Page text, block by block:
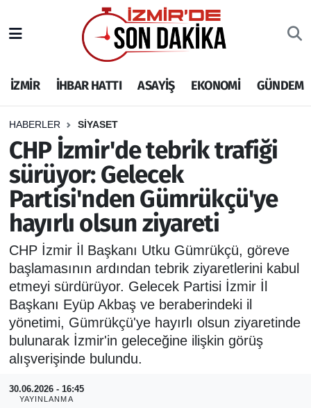
İZMİR İHBAR HATTI ASAYİŞ EKONOMİ GÜNDEM
HABERLER SİYASET
CHP İzmir'de tebrik trafiği
sürüyor: Gelecek
Partisi'nden Gümrükçü'ye
hayırlı olsun ziyareti
CHP İzmir İl Başkanı Utku Gümrükçü, göreve
başlamasının ardından tebrik ziyaretlerini kabul
etmeyi sürdürüyor. Gelecek Partisi İzmir İl
Başkanı Eyüp Akbaş ve beraberindeki il
yönetimi, Gümrükçü'ye hayırlı olsun ziyaretinde
bulunarak İzmir'in geleceğine ilişkin görüş
alışverişinde bulundu.
30.06.2026 - 16:45
YAYINLANMA
İHBAR HATTI
DEPREM
GENEL
EKONOMİ
SİYASET
SPOR
ASAYİŞ
RESMİ REKLAM
İzmir Nöbetçi Eczaneler
İzmir Hava Durumu
İzmir Namaz Vakitleri
İzmir Trafik Yoğunluk Haritası
Puan Durumu ve Fikstür
Tüm Manşetler
Son Dakika Haberleri
Haber Arşivi